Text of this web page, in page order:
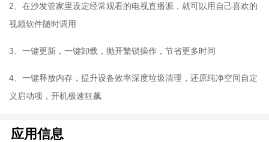
2、在沙发管家里设定经常观看的电视直播源，就可以用自己喜欢的
视频软件随时调用
3、一键更新，一键卸载，抛开繁锁操作，节省更多时间
4、一键释放内存，提升设备效率深度垃圾清理，还原纯净空间自定
义启动项，开机极速狂飙
应用信息